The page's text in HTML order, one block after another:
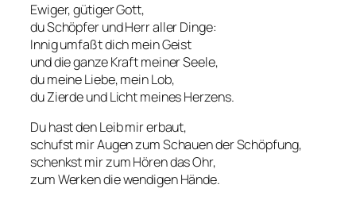
Ewiger, gütiger Gott,
du Schöpfer und Herr aller Dinge:
Innig umfaßt dich mein Geist
und die ganze Kraft meiner Seele,
du meine Liebe, mein Lob,
du Zierde und Licht meines Herzens.
Du hast den Leib mir erbaut,
schufst mir Augen zum Schauen der Schöpfung,
schenkst mir zum Hören das Ohr,
zum Werken die wendigen Hände.